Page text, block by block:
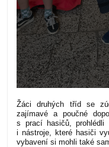
Žáci druhých tříd se
zajímavé a poučné
s prací hasičů, prohlédli
i nástroje, které hasiči
vybavení si mohli také